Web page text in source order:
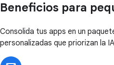
Beneficios para
Consolida tus apps en un
personalizadas que priorizan la